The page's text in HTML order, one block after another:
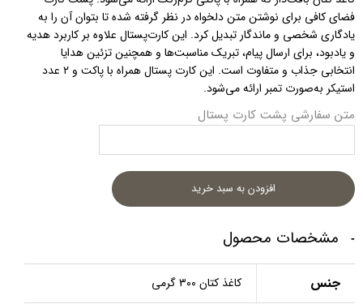
فضای کافی برای نوشتن متن دلخواه در نظر گرفته شده تا بتوان آن را به
یادگاری شخصی و ماندگار تبدیل کرد. این کارت‌پستال علاوه بر کاربرد هدیه
و یادبود، برای ارسال پیام، تبریک مناسبت‌ها و همچنین تزئین هدایا
انتخابی جذاب و متفاوت است. این کارت پستال همراه با پاکت و ۲ عدد
استیکر به‌صورت تمبر ارائه می‌شود.
متن سفارشی پشت کارت پستال
افزودن به سبد خرید
مشخصات محصول
جنس کاغذ کتان ۳۰۰ گرمی